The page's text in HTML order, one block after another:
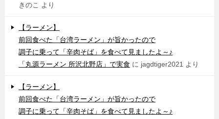
きのこ
より
【ラーメン】
前回食べた「台湾ラーメン」が旨かったので
調子に乗って「辛肉そば」を食べて見ましたよ～♪
「丸源ラーメン 所沢北野店」で実食 に jagdtiger2021 より
【ラーメン】
前回食べた「台湾ラーメン」が旨かったので
調子に乗って「辛肉そば」を食べて見ましたよ～♪